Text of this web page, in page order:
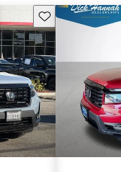
Guarda este Aviso